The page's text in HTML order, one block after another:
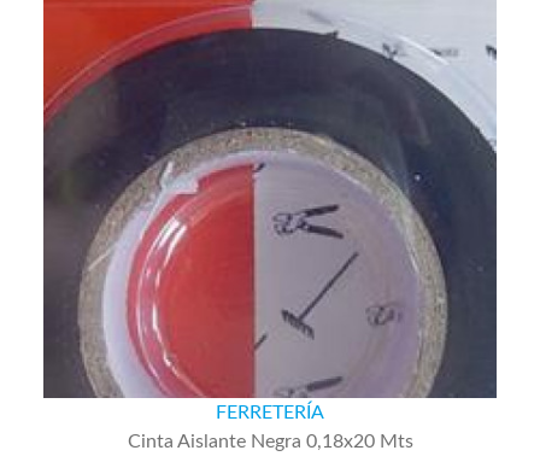
FERRETERÍA
Cinta Aislante Negra 0,18x20 Mts